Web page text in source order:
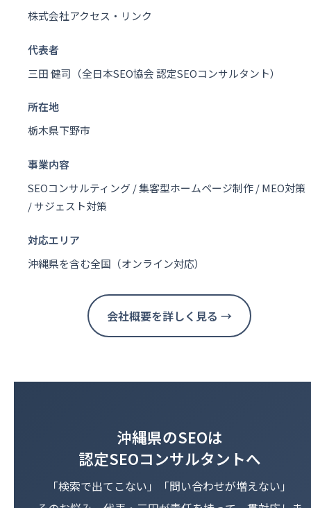
株式会社アクセス・リンク
代表者
三田 健司（全日本SEO協会 認定SEOコンサルタント）
所在地
栃木県下野市
事業内容
SEOコンサルティング / 集客型ホームページ制作 / MEO対策
/ サジェスト対策
対応エリア
沖縄県を含む全国（オンライン対応）
会社概要を詳しく見る →
沖縄県のSEOは
認定SEOコンサルタントへ
「検索で出てこない」「問い合わせが増えない」